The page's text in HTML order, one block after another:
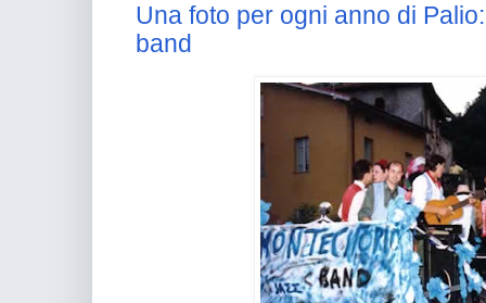
Una foto per ogni anno di
band